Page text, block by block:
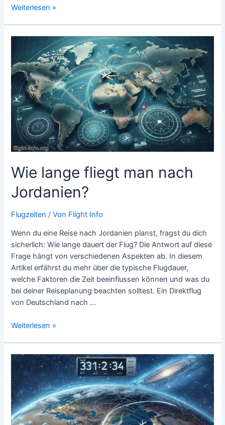
Wie
nach
Athen?
Weiterlesen »
Wie lange fliegt man nach
Jordanien?
Flugzeiten / Von Flight Info
Wenn du eine Reise nach Jordanien planst, fragst du dich
sicherlich: Wie lange dauert der Flug? Die Antwort auf diese
Frage hängt von verschiedenen Aspekten ab. In diesem
Artikel erfährst du mehr über die typische Flugdauer,
welche Faktoren die Zeit beeinflussen können und was du
bei deiner Reiseplanung beachten solltest. Ein Direktflug
von Deutschland nach …
Wie
man
nach
Jordanien?
Weiterlesen »